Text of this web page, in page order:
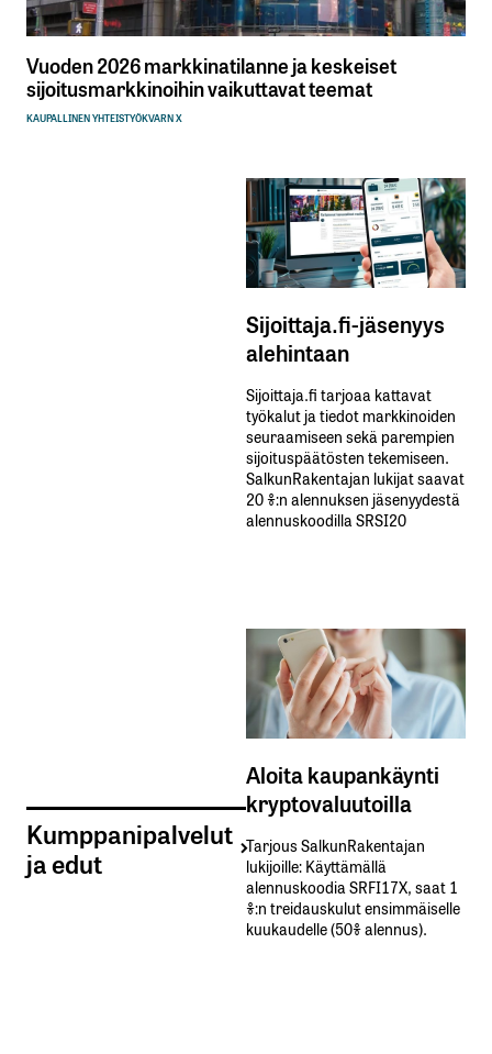
Vuoden 2026 markkinatilanne ja keskeiset
sijoitusmarkkinoihin vaikuttavat teemat
KAUPALLINEN YHTEISTYÖKVARN X
Kumppanipalvelut
ja edut
Sijoittaja.fi-jäsenyys
alehintaan
Sijoittaja.fi tarjoaa kattavat
työkalut ja tiedot markkinoiden
seuraamiseen sekä parempien
sijoituspäätösten tekemiseen.
SalkunRakentajan lukijat saavat
20 %:n alennuksen jäsenyydestä
alennuskoodilla SRSI20
Aloita kaupankäynti
kryptovaluutoilla
Tarjous SalkunRakentajan
lukijoille: Käyttämällä​ ​
alennuskoodia​ ​SRFI17X,​ ​saat​ ​1
%:n treidauskulut​ ​ensimmäiselle​ ​
kuukaudelle​ ​(50%​ ​alennus).